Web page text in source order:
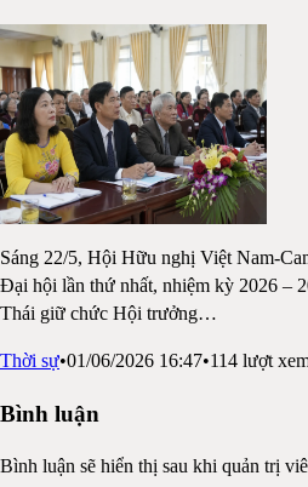
Sáng 22/5, Hội Hữu nghị Việt Nam-
Đại hội lần thứ nhất, nhiệm kỳ 2026 –
Thái giữ chức Hội trưởng…
Thời sự•01/06/2026 16:47•114 lượt
Bình luận
Bình luận sẽ hiển thị sau khi quản trị